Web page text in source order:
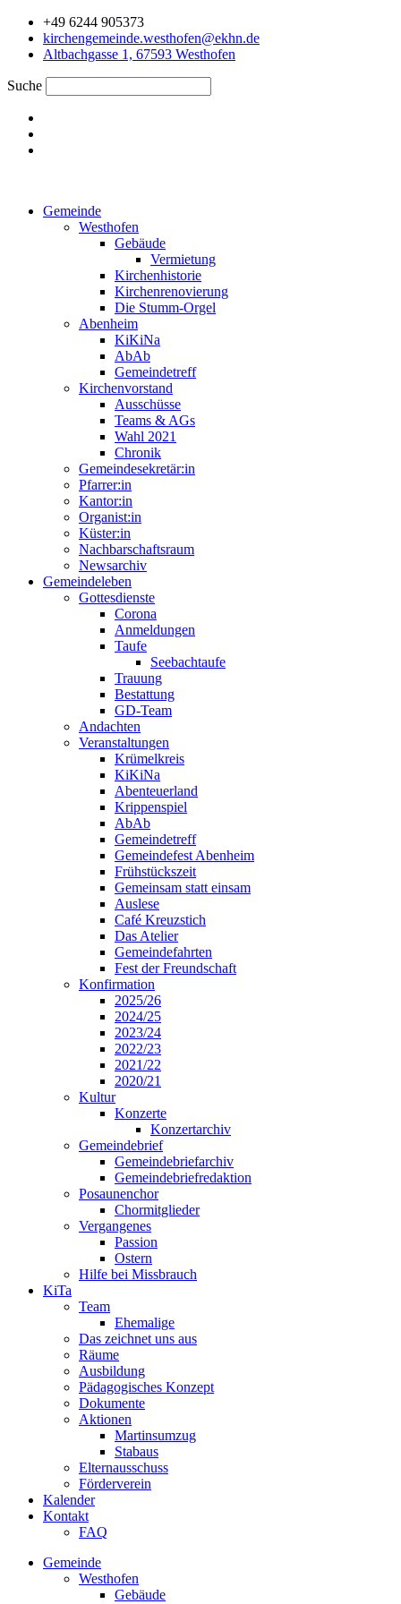
Zum
Inhalt
springen
+49 6244 905373
kirchengemeinde.westhofen@ekhn.de
Altbachgasse 1, 67593 Westhofen
Suche
Gemeinde
Westhofen
Gebäude
Vermietung
Kirchenhistorie
Kirchenrenovierung
Die Stumm-Orgel
Abenheim
KiKiNa
AbAb
Gemeindetreff
Kirchenvorstand
Ausschüsse
Teams & AGs
Wahl 2021
Chronik
Gemeindesekretär:in
Pfarrer:in
Kantor:in
Organist:in
Küster:in
Nachbarschaftsraum
Newsarchiv
Gemeindeleben
Gottesdienste
Corona
Anmeldungen
Taufe
Seebachtaufe
Trauung
Bestattung
GD-Team
Andachten
Veranstaltungen
Krümelkreis
KiKiNa
Abenteuerland
Krippenspiel
AbAb
Gemeindetreff
Gemeindefest Abenheim
Frühstückszeit
Gemeinsam statt einsam
Auslese
Café Kreuzstich
Das Atelier
Gemeindefahrten
Fest der Freundschaft
Konfirmation
2025/26
2024/25
2023/24
2022/23
2021/22
2020/21
Kultur
Konzerte
Konzertarchiv
Gemeindebrief
Gemeindebriefarchiv
Gemeindebriefredaktion
Posaunenchor
Chormitglieder
Vergangenes
Passion
Ostern
Hilfe bei Missbrauch
KiTa
Team
Ehemalige
Das zeichnet uns aus
Räume
Ausbildung
Pädagogisches Konzept
Dokumente
Aktionen
Martinsumzug
Stabaus
Elternausschuss
Förderverein
Kalender
Kontakt
FAQ
Gemeinde
Westhofen
Gebäude